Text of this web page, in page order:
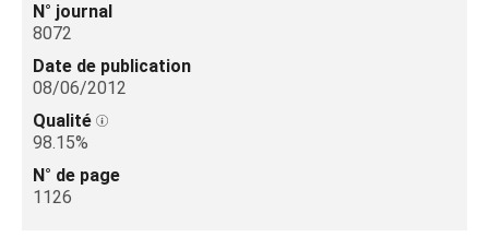
N° journal
8072
Date de publication
08/06/2012
Qualité
98.15%
N° de page
1126